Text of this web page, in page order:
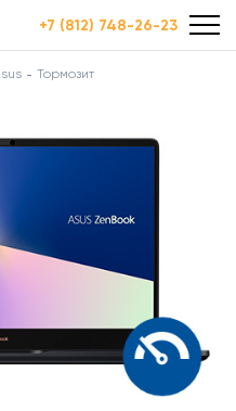
+7 (812) 748-26-23
Тормозит